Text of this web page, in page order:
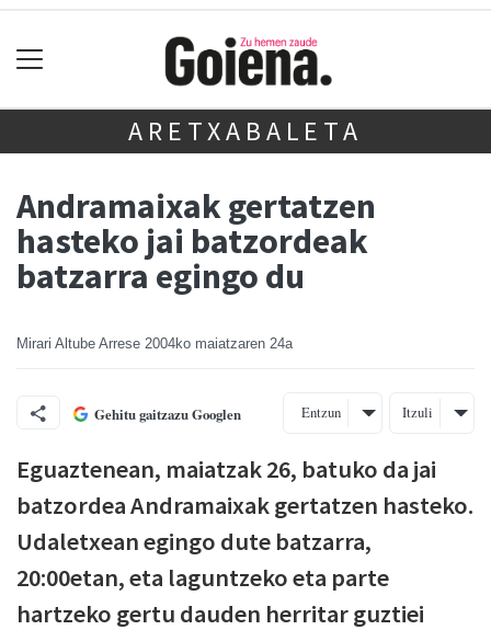
ARETXABALETA
Andramaixak gertatzen
hasteko jai batzordeak
batzarra egingo du
Mirari Altube Arrese 2004ko maiatzaren 24a
Gehitu gaitzazu Googlen Entzun Itzuli
Eguaztenean, maiatzak 26, batuko da jai
batzordea Andramaixak gertatzen hasteko.
Udaletxean egingo dute batzarra,
20:00etan, eta laguntzeko eta parte
hartzeko gertu dauden herritar guztiei